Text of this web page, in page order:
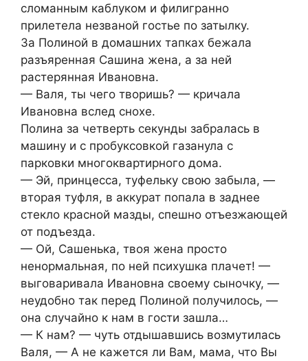
сломанным каблуком и филигранно
прилетела незваной гостье по затылку.
За Полиной в домашних тапках бежала
разъяренная Сашина жена, а за ней
растерянная Ивановна.
— Валя, ты чего творишь? — кричала
Ивановна вслед снохе.
Полина за четверть секунды забралась в
машину и с пробуксовкой газанула с
парковки многоквартирного дома.
— Эй, принцесса, туфельку свою забыла, —
вторая туфля, в аккурат попала в заднее
стекло красной мазды, спешно отъезжающей
от подъезда.
— Ой, Сашенька, твоя жена просто
ненормальная, по ней психушка плачет! —
выговаривала Ивановна своему сыночку, —
неудобно так перед Полиной получилось, —
она случайно к нам в гости зашла…
— К нам? — чуть отдышавшись возмутилась
Валя, — А не кажется ли Вам, мама, что Вы